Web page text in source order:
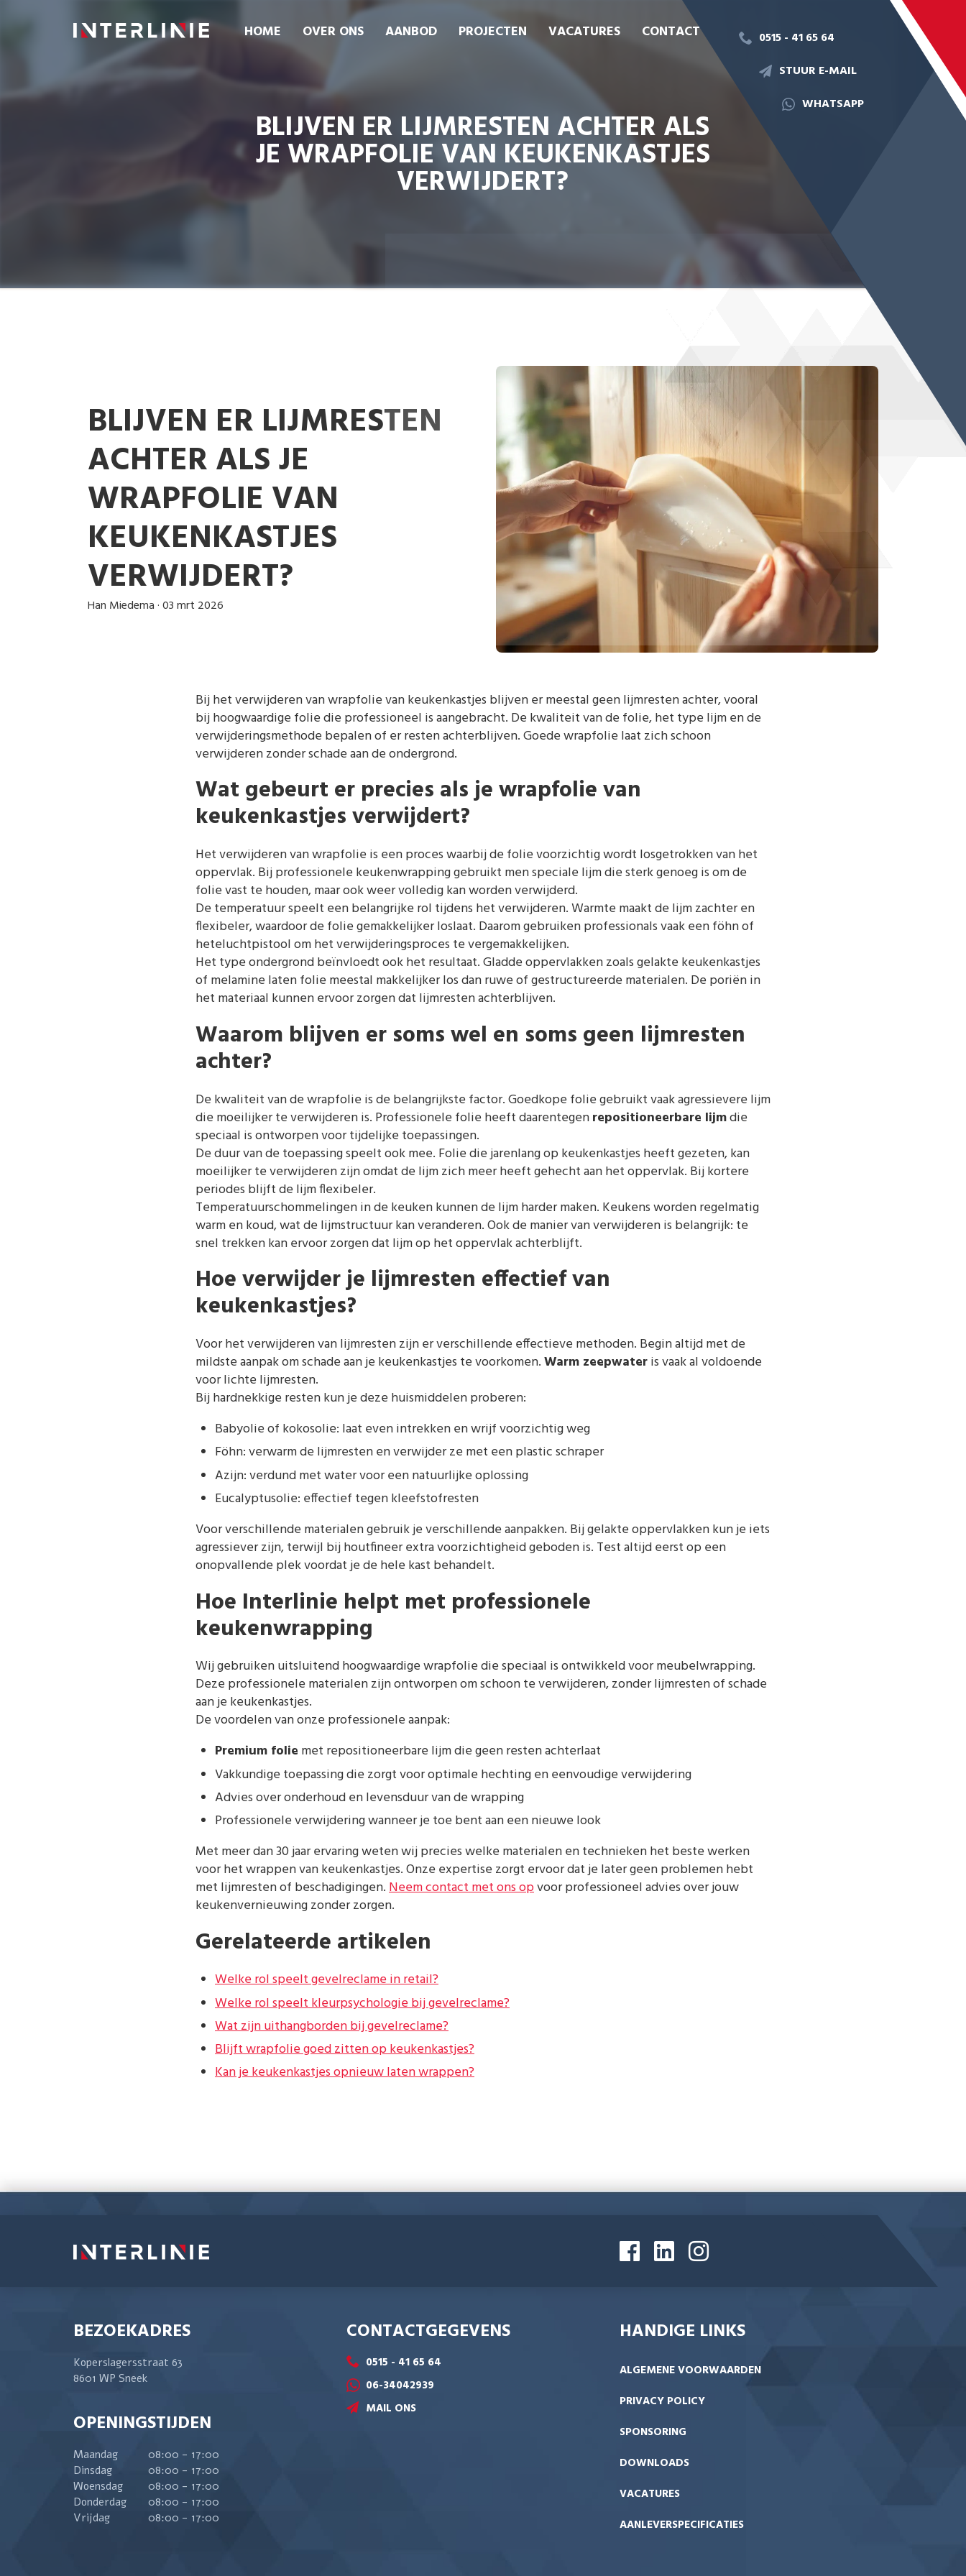
HOME OVER ONS AANBOD PROJECTEN VACATURES CONTACT
0515 - 41 65 64
STUUR E-MAIL
WHATSAPP
BLIJVEN ER LIJMRESTEN ACHTER ALS
JE WRAPFOLIE VAN KEUKENKASTJES
VERWIJDERT?
BLIJVEN ER LIJMRESTEN
ACHTER ALS JE
WRAPFOLIE VAN
KEUKENKASTJES
VERWIJDERT?
Han Miedema·03 mrt 2026
Bij het verwijderen van wrapfolie van keukenkastjes blijven er meestal geen lijmresten achter, vooral
bij hoogwaardige folie die professioneel is aangebracht. De kwaliteit van de folie, het type lijm en de
verwijderingsmethode bepalen of er resten achterblijven. Goede wrapfolie laat zich schoon
verwijderen zonder schade aan de ondergrond.
Wat gebeurt er precies als je wrapfolie van
keukenkastjes verwijdert?
Het verwijderen van wrapfolie is een proces waarbij de folie voorzichtig wordt losgetrokken van het
oppervlak. Bij professionele keukenwrapping gebruikt men speciale lijm die sterk genoeg is om de
folie vast te houden, maar ook weer volledig kan worden verwijderd.
De temperatuur speelt een belangrijke rol tijdens het verwijderen. Warmte maakt de lijm zachter en
flexibeler, waardoor de folie gemakkelijker loslaat. Daarom gebruiken professionals vaak een föhn of
heteluchtpistool om het verwijderingsproces te vergemakkelijken.
Het type ondergrond beïnvloedt ook het resultaat. Gladde oppervlakken zoals gelakte keukenkastjes
of melamine laten folie meestal makkelijker los dan ruwe of gestructureerde materialen. De poriën in
het materiaal kunnen ervoor zorgen dat lijmresten achterblijven.
Waarom blijven er soms wel en soms geen lijmresten
achter?
De kwaliteit van de wrapfolie is de belangrijkste factor. Goedkope folie gebruikt vaak agressievere lijm
die moeilijker te verwijderen is. Professionele folie heeft daarentegenrepositioneerbare lijmdie
speciaal is ontworpen voor tijdelijke toepassingen.
De duur van de toepassing speelt ook mee. Folie die jarenlang op keukenkastjes heeft gezeten, kan
moeilijker te verwijderen zijn omdat de lijm zich meer heeft gehecht aan het oppervlak. Bij kortere
periodes blijft de lijm flexibeler.
Temperatuurschommelingen in de keuken kunnen de lijm harder maken. Keukens worden regelmatig
warm en koud, wat de lijmstructuur kan veranderen. Ook de manier van verwijderen is belangrijk: te
snel trekken kan ervoor zorgen dat lijm op het oppervlak achterblijft.
Hoe verwijder je lijmresten effectief van
keukenkastjes?
Voor het verwijderen van lijmresten zijn er verschillende effectieve methoden. Begin altijd met de
mildste aanpak om schade aan je keukenkastjes te voorkomen.Warm zeepwateris vaak al voldoende
voor lichte lijmresten.
Bij hardnekkige resten kun je deze huismiddelen proberen:
Babyolie of kokosolie: laat even intrekken en wrijf voorzichtig weg
Föhn: verwarm de lijmresten en verwijder ze met een plastic schraper
Azijn: verdund met water voor een natuurlijke oplossing
Eucalyptusolie: effectief tegen kleefstofresten
Voor verschillende materialen gebruik je verschillende aanpakken. Bij gelakte oppervlakken kun je iets
agressiever zijn, terwijl bij houtfineer extra voorzichtigheid geboden is. Test altijd eerst op een
onopvallende plek voordat je de hele kast behandelt.
Hoe Interlinie helpt met professionele
keukenwrapping
Wij gebruiken uitsluitend hoogwaardige wrapfolie die speciaal is ontwikkeld voor meubelwrapping.
Deze professionele materialen zijn ontworpen om schoon te verwijderen, zonder lijmresten of schade
aan je keukenkastjes.
De voordelen van onze professionele aanpak:
Premium folie met repositioneerbare lijm die geen resten achterlaat
Vakkundige toepassing die zorgt voor optimale hechting en eenvoudige verwijdering
Advies over onderhoud en levensduur van de wrapping
Professionele verwijdering wanneer je toe bent aan een nieuwe look
Met meer dan 30 jaar ervaring weten wij precies welke materialen en technieken het beste werken
voor het wrappen van keukenkastjes. Onze expertise zorgt ervoor dat je later geen problemen hebt
met lijmresten of beschadigingen.Neem contact met ons opvoor professioneel advies over jouw
keukenvernieuwing zonder zorgen.
Gerelateerde artikelen
Welke rol speelt gevelreclame in retail?
Welke rol speelt kleurpsychologie bij gevelreclame?
Wat zijn uithangborden bij gevelreclame?
Blijft wrapfolie goed zitten op keukenkastjes?
Kan je keukenkastjes opnieuw laten wrappen?
BEZOEKADRES
Koperslagersstraat 63
8601 WP Sneek
OPENINGSTIJDEN
Maandag
08:00 - 17:00
Dinsdag
08:00 - 17:00
Woensdag
08:00 - 17:00
Donderdag
08:00 - 17:00
Vrijdag
08:00 - 17:00
CONTACTGEGEVENS
0515 - 41 65 64
06-34042939
MAIL ONS
HANDIGE LINKS
ALGEMENE VOORWAARDEN
PRIVACY POLICY
SPONSORING
DOWNLOADS
VACATURES
AANLEVERSPECIFICATIES